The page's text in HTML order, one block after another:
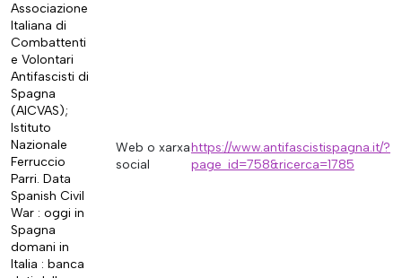
Associazione
Italiana di
Combattenti
e Volontari
Antifascisti di
Spagna
(AICVAS);
Istituto
Nazionale
Ferruccio
Parri. Data
Spanish Civil
War : oggi in
Spagna
domani in
Italia : banca
Web o xarxa
social
https://www.antifascistispagna.it/?
page_id=758&ricerca=1785